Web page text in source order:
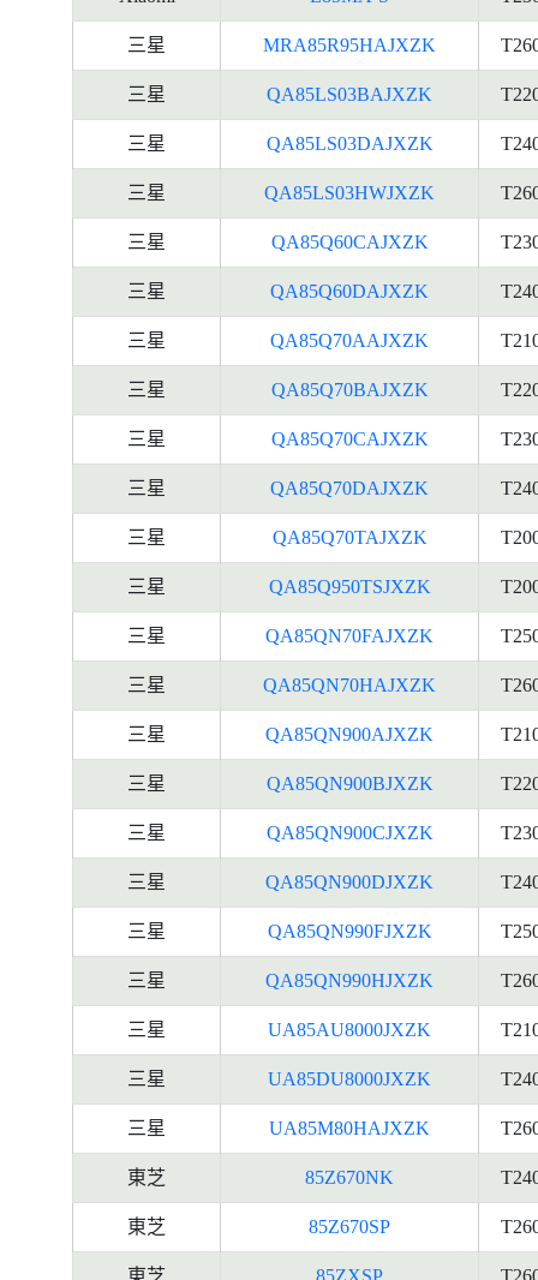
三星 MRA85R95HAJXZK
三星 QA85LS03BAJXZK
三星 QA85LS03DAJXZK
三星 QA85LS03HWJXZK
三星 QA85Q60CAJXZK
三星 QA85Q60DAJXZK
三星 QA85Q70AAJXZK
三星 QA85Q70BAJXZK
三星 QA85Q70CAJXZK
三星 QA85Q70DAJXZK
三星 QA85Q70TAJXZK
三星 QA85Q950TSJXZK
三星 QA85QN70FAJXZK
三星 QA85QN70HAJXZK
三星 QA85QN900AJXZK
三星 QA85QN900BJXZK
三星 QA85QN900CJXZK
三星 QA85QN900DJXZK
三星 QA85QN990FJXZK
三星 QA85QN990HJXZK
三星 UA85AU8000JXZK
三星 UA85DU8000JXZK
三星 UA85M80HAJXZK
東芝 85Z670NK
東芝 85Z670SP
東芝 85ZXSP